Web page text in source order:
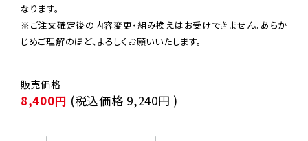
なります。
※ご注文確定後の内容変更・組み換えはお受けできません。あらか
じめご理解のほど、よろしくお願いいたします。
8,400円 (税込価格 9,240円 )